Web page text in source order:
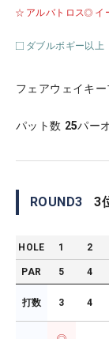
アルバトロス イ
ダブルボギー以上
フェアウェイキー
パット数 25パー
ROUND3 3
HOLE 1 2
PAR 5 4
打数 3 4